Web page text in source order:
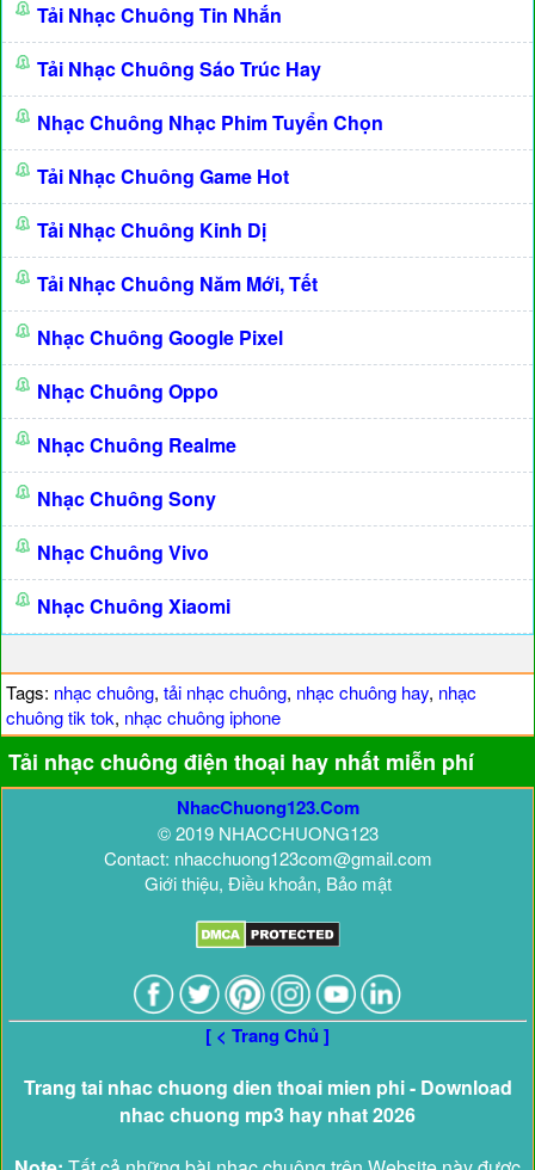
Tải Nhạc Chuông Tin Nhắn
Tải Nhạc Chuông Sáo Trúc Hay
Nhạc Chuông Nhạc Phim Tuyển Chọn
Tải Nhạc Chuông Game Hot
Tải Nhạc Chuông Kinh Dị
Tải Nhạc Chuông Năm Mới, Tết
Nhạc Chuông Google Pixel
Nhạc Chuông Oppo
Nhạc Chuông Realme
Nhạc Chuông Sony
Nhạc Chuông Vivo
Nhạc Chuông Xiaomi
Tags: nhạc chuông, tải nhạc chuông, nhạc chuông hay, nhạc
chuông tik tok, nhạc chuông iphone
Tải nhạc chuông điện thoại hay nhất miễn phí
NhacChuong123.Com
© 2019 NHACCHUONG123
Contact: nhacchuong123com@gmail.com
Giới thiệu, Điều khoản, Bảo mật
[ < Trang Chủ ]
Trang tai nhac chuong dien thoai mien phi - Download
nhac chuong mp3 hay nhat 2026